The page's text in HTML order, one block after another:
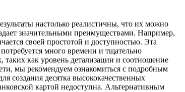
настолько реалистичны, что их можно
значительными преимуществами. Например,
своей простотой и доступностью. Эта
много времени и тщательно
как уровень детализации и соотношение
мы рекомендуем ознакомиться с подробным
создания десятка высококачественных
картой недоступна. Альтернативным